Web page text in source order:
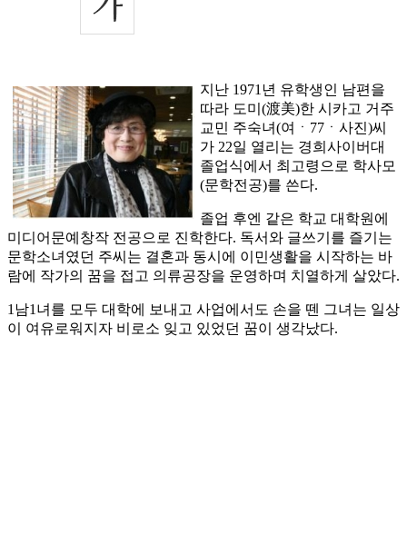
지난 1971년 유학생인 남편을
따라 도미(渡美)한 시카고 거주
교민 주숙녀(여ㆍ77ㆍ사진)씨
가 22일 열리는 경희사이버대
졸업식에서 최고령으로 학사모
(문학전공)를 쓴다.
졸업 후엔 같은 학교 대학원에
미디어문예창작 전공으로 진학한다. 독서와 글쓰기를 즐기는
문학소녀였던 주씨는 결혼과 동시에 이민생활을 시작하는 바
람에 작가의 꿈을 접고 의류공장을 운영하며 치열하게 살았다.
1남1녀를 모두 대학에 보내고 사업에서도 손을 뗀 그녀는 일상
이 여유로워지자 비로소 잊고 있었던 꿈이 생각났다.